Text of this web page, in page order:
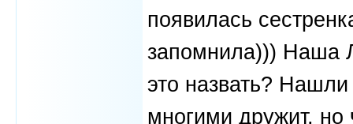
появилась
запомнила))) Наша
это назвать?
многими дружит,